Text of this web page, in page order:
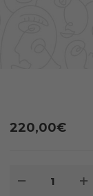
220,00€
PARFUMS